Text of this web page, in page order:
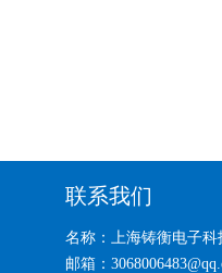
联系我们
名称：上海铸衡电子科
邮箱：